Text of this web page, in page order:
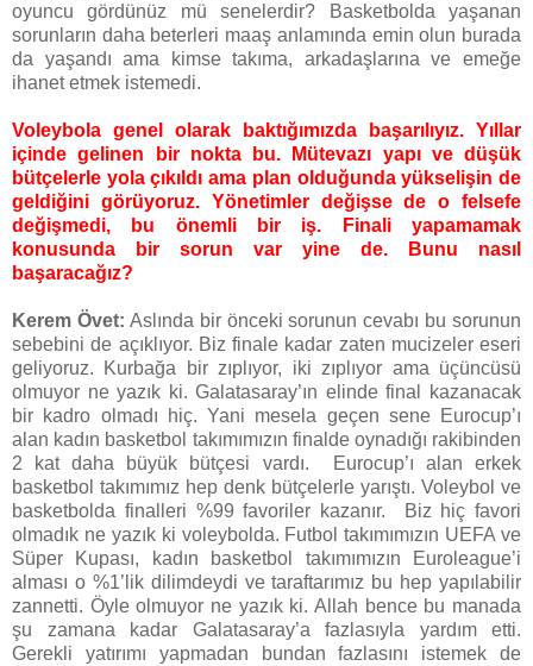
oyuncu gördünüz mü senelerdir? Basketbolda yaşanan
sorunların daha beterleri maaş anlamında emin olun burada
da yaşandı ama kimse takıma, arkadaşlarına ve emeğe
ihanet etmek istemedi.
Voleybola genel olarak baktığımızda başarılıyız. Yıllar
içinde gelinen bir nokta bu. Mütevazı yapı ve düşük
bütçelerle yola çıkıldı ama plan olduğunda yükselişin de
geldiğini görüyoruz. Yönetimler değişse de o felsefe
değişmedi, bu önemli bir iş. Finali yapamamak
konusunda bir sorun var yine de. Bunu nasıl
başaracağız?
Kerem Övet: Aslında bir önceki sorunun cevabı bu sorunun
sebebini de açıklıyor. Biz finale kadar zaten mucizeler eseri
geliyoruz. Kurbağa bir zıplıyor, iki zıplıyor ama üçüncüsü
olmuyor ne yazık ki. Galatasaray’ın elinde final kazanacak
bir kadro olmadı hiç. Yani mesela geçen sene Eurocup’ı
alan kadın basketbol takımımızın finalde oynadığı rakibinden
2 kat daha büyük bütçesi vardı. Eurocup’ı alan erkek
basketbol takımımız hep denk bütçelerle yarıştı. Voleybol ve
basketbolda finalleri %99 favoriler kazanır. Biz hiç favori
olmadık ne yazık ki voleybolda. Futbol takımımızın UEFA ve
Süper Kupası, kadın basketbol takımımızın Euroleague’i
alması o %1’lik dilimdeydi ve taraftarımız bu hep yapılabilir
zannetti. Öyle olmuyor ne yazık ki. Allah bence bu manada
şu zamana kadar Galatasaray’a fazlasıyla yardım etti.
Gerekli yatırımı yapmadan bundan fazlasını istemek de